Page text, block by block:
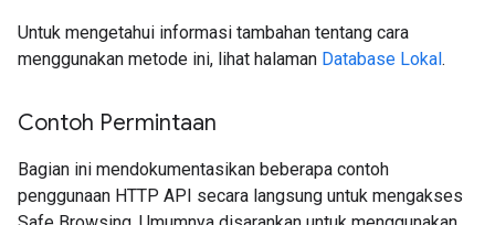
Untuk mengetahui informasi tambahan tentang cara
menggunakan metode ini, lihat halaman Database Lokal.
Contoh Permintaan
Bagian ini mendokumentasikan beberapa contoh
penggunaan HTTP API secara langsung untuk mengakses